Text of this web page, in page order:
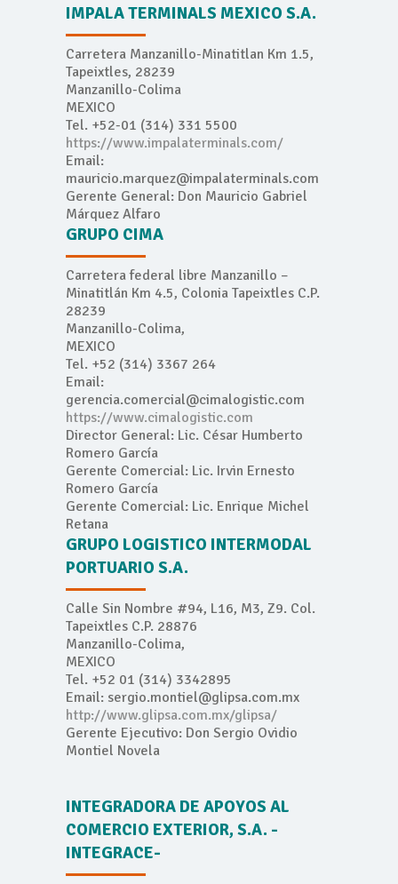
IMPALA TERMINALS MEXICO S.A.
Carretera Manzanillo-Minatitlan Km 1.5,
Tapeixtles, 28239
Manzanillo-Colima
MEXICO
Tel. +52-01 (314) 331 5500
https://www.impalaterminals.com/
Email:
mauricio.marquez@impalaterminals.com
Gerente General: Don Mauricio Gabriel
Márquez Alfaro
GRUPO CIMA
Carretera federal libre Manzanillo –
Minatitlán Km 4.5, Colonia Tapeixtles C.P.
28239
Manzanillo-Colima,
MEXICO
Tel. +52 (314) 3367 264
Email:
gerencia.comercial@cimalogistic.com
https://www.cimalogistic.com
Director General: Lic. César Humberto
Romero García
Gerente Comercial: Lic. Irvin Ernesto
Romero García
Gerente Comercial: Lic. Enrique Michel
Retana
GRUPO LOGISTICO INTERMODAL
PORTUARIO S.A.
Calle Sin Nombre #94, L16, M3, Z9. Col.
Tapeixtles C.P. 28876
Manzanillo-Colima,
MEXICO
Tel. +52 01 (314) 3342895
Email: sergio.montiel@glipsa.com.mx
http://www.glipsa.com.mx/glipsa/
Gerente Ejecutivo: Don Sergio Ovidio
Montiel Novela
INTEGRADORA DE APOYOS AL
COMERCIO EXTERIOR, S.A. -
INTEGRACE-